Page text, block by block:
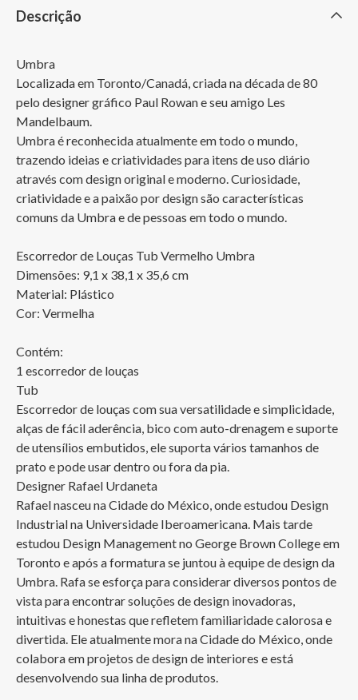
Descrição
Umbra
Localizada em Toronto/Canadá, criada na década de 80
pelo designer gráfico Paul Rowan e seu amigo Les
Mandelbaum.
Umbra é reconhecida atualmente em todo o mundo,
trazendo ideias e criatividades para itens de uso diário
através com design original e moderno. Curiosidade,
criatividade e a paixão por design são características
comuns da Umbra e de pessoas em todo o mundo.
Escorredor de Louças Tub Vermelho Umbra
Dimensões: 9,1 x 38,1 x 35,6 cm
Material: Plástico
Cor: Vermelha
Contém:
1 escorredor de louças
Tub
Escorredor de louças com sua versatilidade e simplicidade,
alças de fácil aderência, bico com auto-drenagem e suporte
de utensílios embutidos, ele suporta vários tamanhos de
prato e pode usar dentro ou fora da pia.
Designer Rafael Urdaneta
Rafael nasceu na Cidade do México, onde estudou Design
Industrial na Universidade Iberoamericana. Mais tarde
estudou Design Management no George Brown College em
Toronto e após a formatura se juntou à equipe de design da
Umbra. Rafa se esforça para considerar diversos pontos de
vista para encontrar soluções de design inovadoras,
intuitivas e honestas que refletem familiaridade calorosa e
divertida. Ele atualmente mora na Cidade do México, onde
colabora em projetos de design de interiores e está
desenvolvendo sua linha de produtos.